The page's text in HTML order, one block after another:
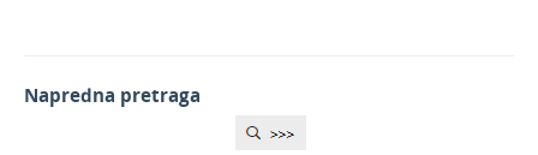
Napredna pretraga